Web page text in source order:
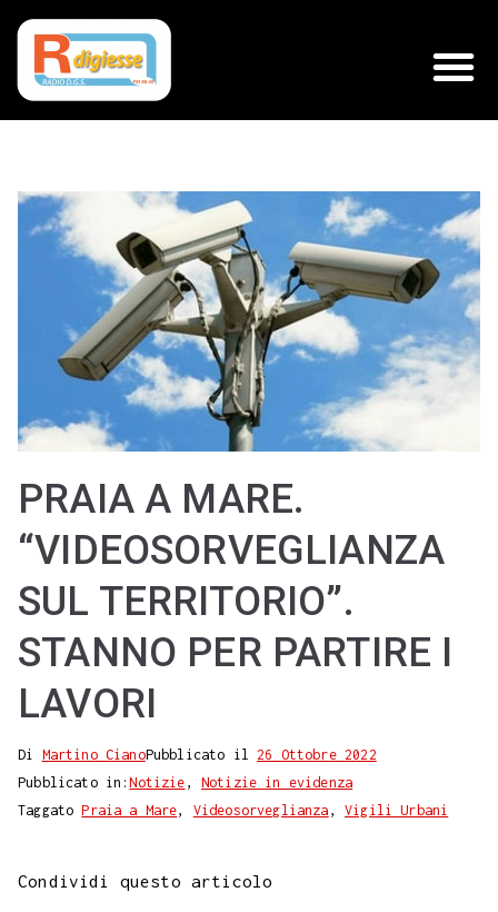
PRAIA A MARE.
“VIDEOSORVEGLIANZA
SUL TERRITORIO”.
STANNO PER PARTIRE I
LAVORI
Di Martino CianoPubblicato il26 Ottobre 2022
Pubblicato in:Notizie , Notizie in evidenza
TaggatoPraia a Mare, Videosorveglianza , Vigili Urbani
Condividi questo articolo